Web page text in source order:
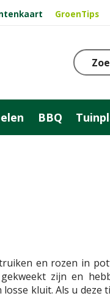
GroenTips
BBQ
en rozen in
zijn en
kluit. Als u deze